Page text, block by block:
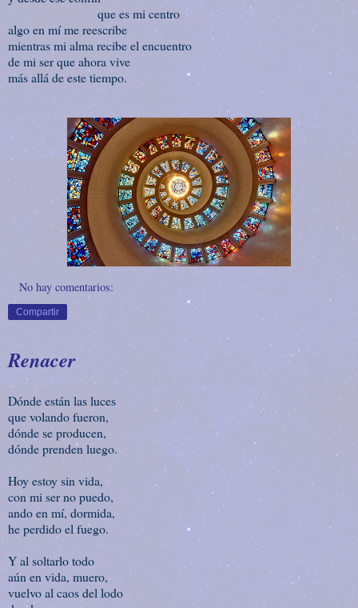
que es mi centro
algo en mí me reescribe
mientras mi alma recibe el encuentro
de mi ser que ahora vive
más allá de este tiempo.
No hay comentarios:
Compartir
Renacer
Dónde están las luces
que volando fueron,
dónde se producen,
dónde prenden luego.
Hoy estoy sin vida,
con mi ser no puedo,
ando en mí, dormida,
he perdido el fuego.
Y al soltarlo todo
aún en vida, muero,
vuelvo al caos del lodo